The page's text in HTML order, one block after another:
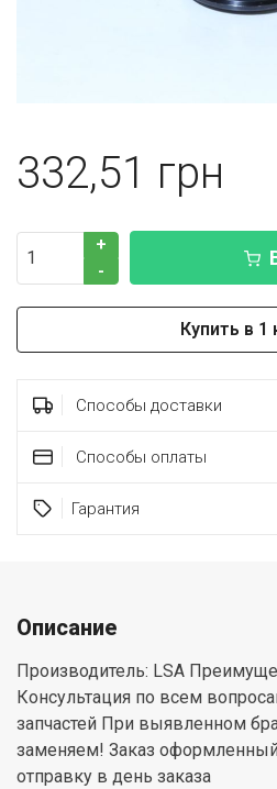
332,51
+
-
Купить в 1
Способы доставки
Способы оплаты
Гарантия
Описание
Производитель: LSA
Консультация по всем
запчастей При выявленном
заменяем! Заказ оформленный
отправку в день заказа